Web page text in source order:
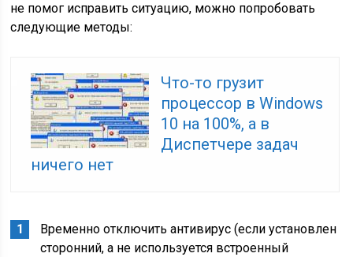
не помог исправить ситуацию, можно попробовать
следующие методы:
Что-то грузит
процессор в Windows
10 на 100%, а в
Диспетчере задач
ничего нет
Временно отключить антивирус (если установлен
сторонний, а не используется встроенный